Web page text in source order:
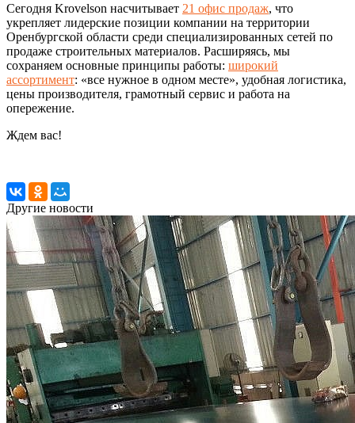
Сегодня Krovelson насчитывает 21 офис продаж, что
укрепляет лидерские позиции компании на территории
Оренбургской области среди специализированных сетей по
продаже строительных материалов. Расширяясь, мы
сохраняем основные принципы работы: широкий
ассортимент: «все нужное в одном месте», удобная логистика,
цены производителя, грамотный сервис и работа на
опережение.
Ждем вас!
Другие новости